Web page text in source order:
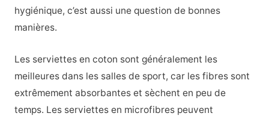
hygiénique, c’est aussi une question de bonnes
manières.
Les serviettes en coton sont généralement les
meilleures dans les salles de sport, car les fibres sont
extrêmement absorbantes et sèchent en peu de
temps. Les serviettes en microfibres peuvent